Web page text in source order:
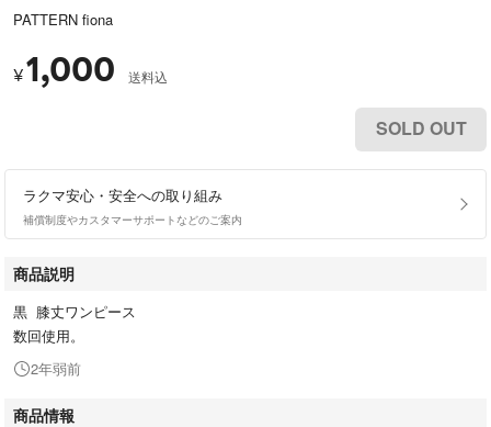
PATTERN fiona
¥1,000 送料込
SOLD OUT
ラクマ安心・安全への取り組み
補償制度やカスタマーサポートなどのご案内
商品説明
黒 膝丈ワンピース
数回使用。
2年弱前
商品情報